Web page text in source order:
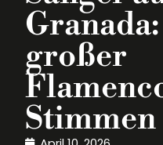
großer
Stimmen